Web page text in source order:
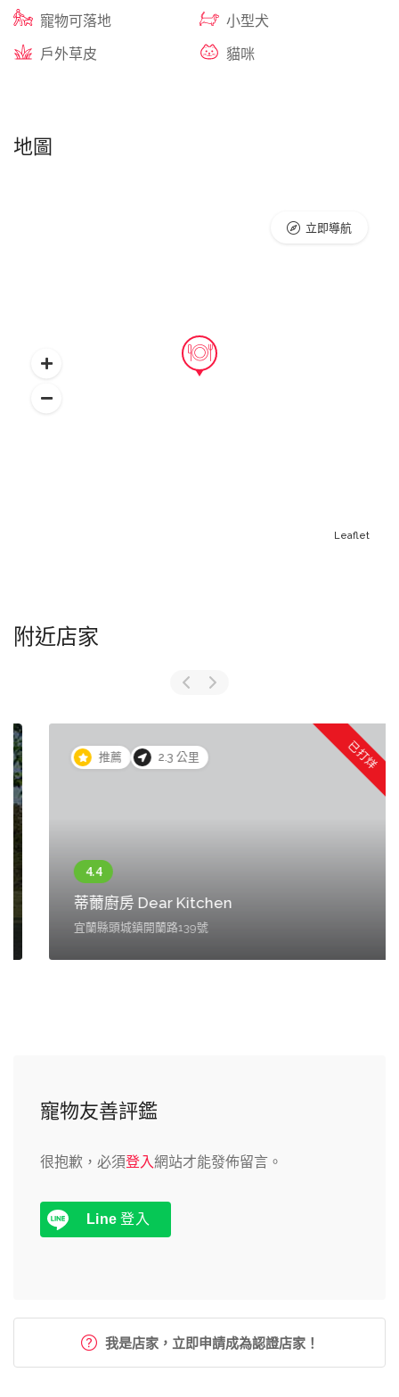
寵物可落地
小型犬
戶外草皮
貓咪
地圖
Leaflet
立即導航
附近店家
推薦 2.3 公里 已打烊
蒂薾廚房 Dear Kitchen
宜蘭縣頭城鎮開蘭路139號
寵物友善評鑑
很抱歉，必須登入網站才能發佈留言。
Line 登入
我是店家，立即申請成為認證店家！